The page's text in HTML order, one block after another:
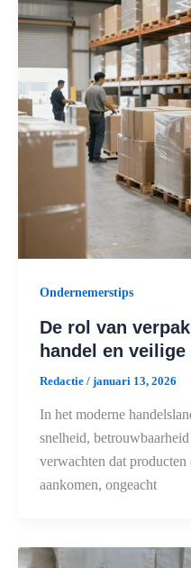
Ondernemerstips
De rol van
handel en
Redactie / januari 13, 2026
In het moderne
snelheid,
verwachten dat producten
aankomen, ongeacht